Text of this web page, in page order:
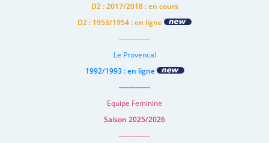
D2 : 2017/2018 : en cours
D2 : 1953/1954 : en ligne
-------------
Le Provencal
1992/1993 : en ligne
-------------
Equipe Feminine
Saison 2025/2026
-------------